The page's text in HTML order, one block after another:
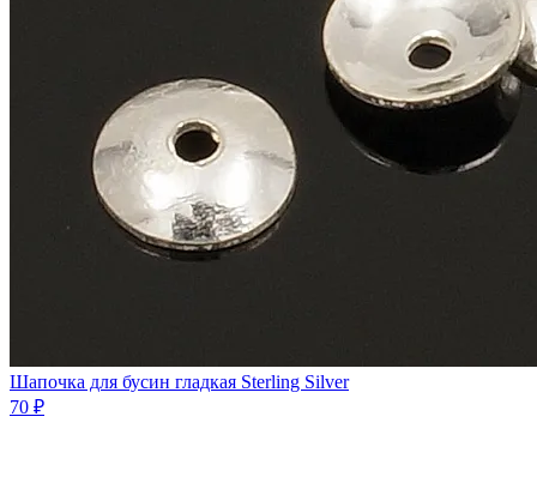
Шапочка для бусин гладкая Sterling Silver
70 ₽